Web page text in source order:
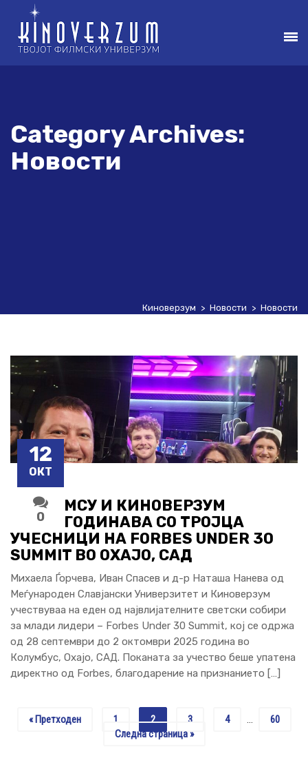
Category Archives:
Новости
Киноверзум > Новости > Новости
12
ОКТ
0
МСУ И КИНОВЕРЗУМ
ГОДИНАВА СО ТРОЈЦА
УЧЕСНИЦИ НА FORBES UNDER 30
SUMMIT ВО ОХАЈО, САД
Михаела Ѓорчева, Иван Спасев и д-р Наташа Нанева од
Меѓународен Славјански Универзитет и Киноверзум
учествуваа на еден од највлијателните светски собири
за млади лидери – Forbes Under 30 Summit, кој се одржа
од 28 септември до 2 октомври 2025 година во
Колумбус, Охајо, САД. Поканата за учество беше упатена
директно од Forbes, благодарение на признанието […]
« Претходен 1 2 3 4 …
60
Следна страница »